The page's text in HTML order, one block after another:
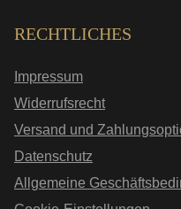
RECHTLICHES
Impressum
Widerrufsrecht
Versand und
Datenschutz
Allgemeine